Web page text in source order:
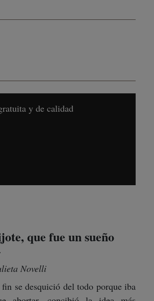
y de calidad
que fue un sueño
Novelli
fin se desquició del todo porque iba